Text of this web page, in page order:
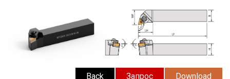
Download
Запрос
Back